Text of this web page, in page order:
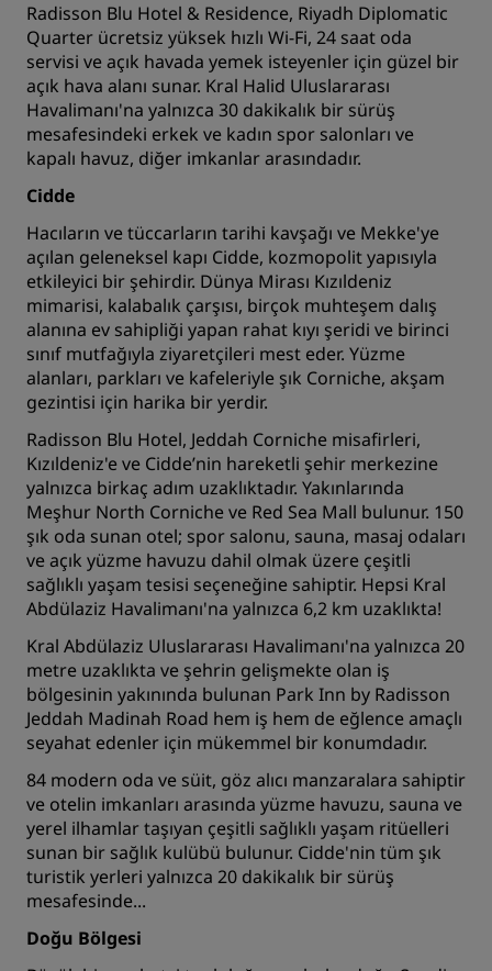
Radisson Blu Hotel & Residence, Riyadh Diplomatic
Quarter ücretsiz yüksek hızlı Wi-Fi, 24 saat oda
servisi ve açık havada yemek isteyenler için güzel bir
açık hava alanı sunar. Kral Halid Uluslararası
Havalimanı'na yalnızca 30 dakikalık bir sürüş
mesafesindeki erkek ve kadın spor salonları ve
kapalı havuz, diğer imkanlar arasındadır.
Cidde
Hacıların ve tüccarların tarihi kavşağı ve Mekke'ye
açılan geleneksel kapı Cidde, kozmopolit yapısıyla
etkileyici bir şehirdir. Dünya Mirası Kızıldeniz
mimarisi, kalabalık çarşısı, birçok muhteşem dalış
alanına ev sahipliği yapan rahat kıyı şeridi ve birinci
sınıf mutfağıyla ziyaretçileri mest eder. Yüzme
alanları, parkları ve kafeleriyle şık Corniche, akşam
gezintisi için harika bir yerdir.
Radisson Blu Hotel, Jeddah Corniche misafirleri,
Kızıldeniz'e ve Cidde’nin hareketli şehir merkezine
yalnızca birkaç adım uzaklıktadır. Yakınlarında
Meşhur North Corniche ve Red Sea Mall bulunur. 150
şık oda sunan otel; spor salonu, sauna, masaj odaları
ve açık yüzme havuzu dahil olmak üzere çeşitli
sağlıklı yaşam tesisi seçeneğine sahiptir. Hepsi Kral
Abdülaziz Havalimanı'na yalnızca 6,2 km uzaklıkta!
Kral Abdülaziz Uluslararası Havalimanı'na yalnızca 20
metre uzaklıkta ve şehrin gelişmekte olan iş
bölgesinin yakınında bulunan Park Inn by Radisson
Jeddah Madinah Road hem iş hem de eğlence amaçlı
seyahat edenler için mükemmel bir konumdadır.
84 modern oda ve süit, göz alıcı manzaralara sahiptir
ve otelin imkanları arasında yüzme havuzu, sauna ve
yerel ilhamlar taşıyan çeşitli sağlıklı yaşam ritüelleri
sunan bir sağlık kulübü bulunur. Cidde'nin tüm şık
turistik yerleri yalnızca 20 dakikalık bir sürüş
mesafesinde...
Doğu Bölgesi